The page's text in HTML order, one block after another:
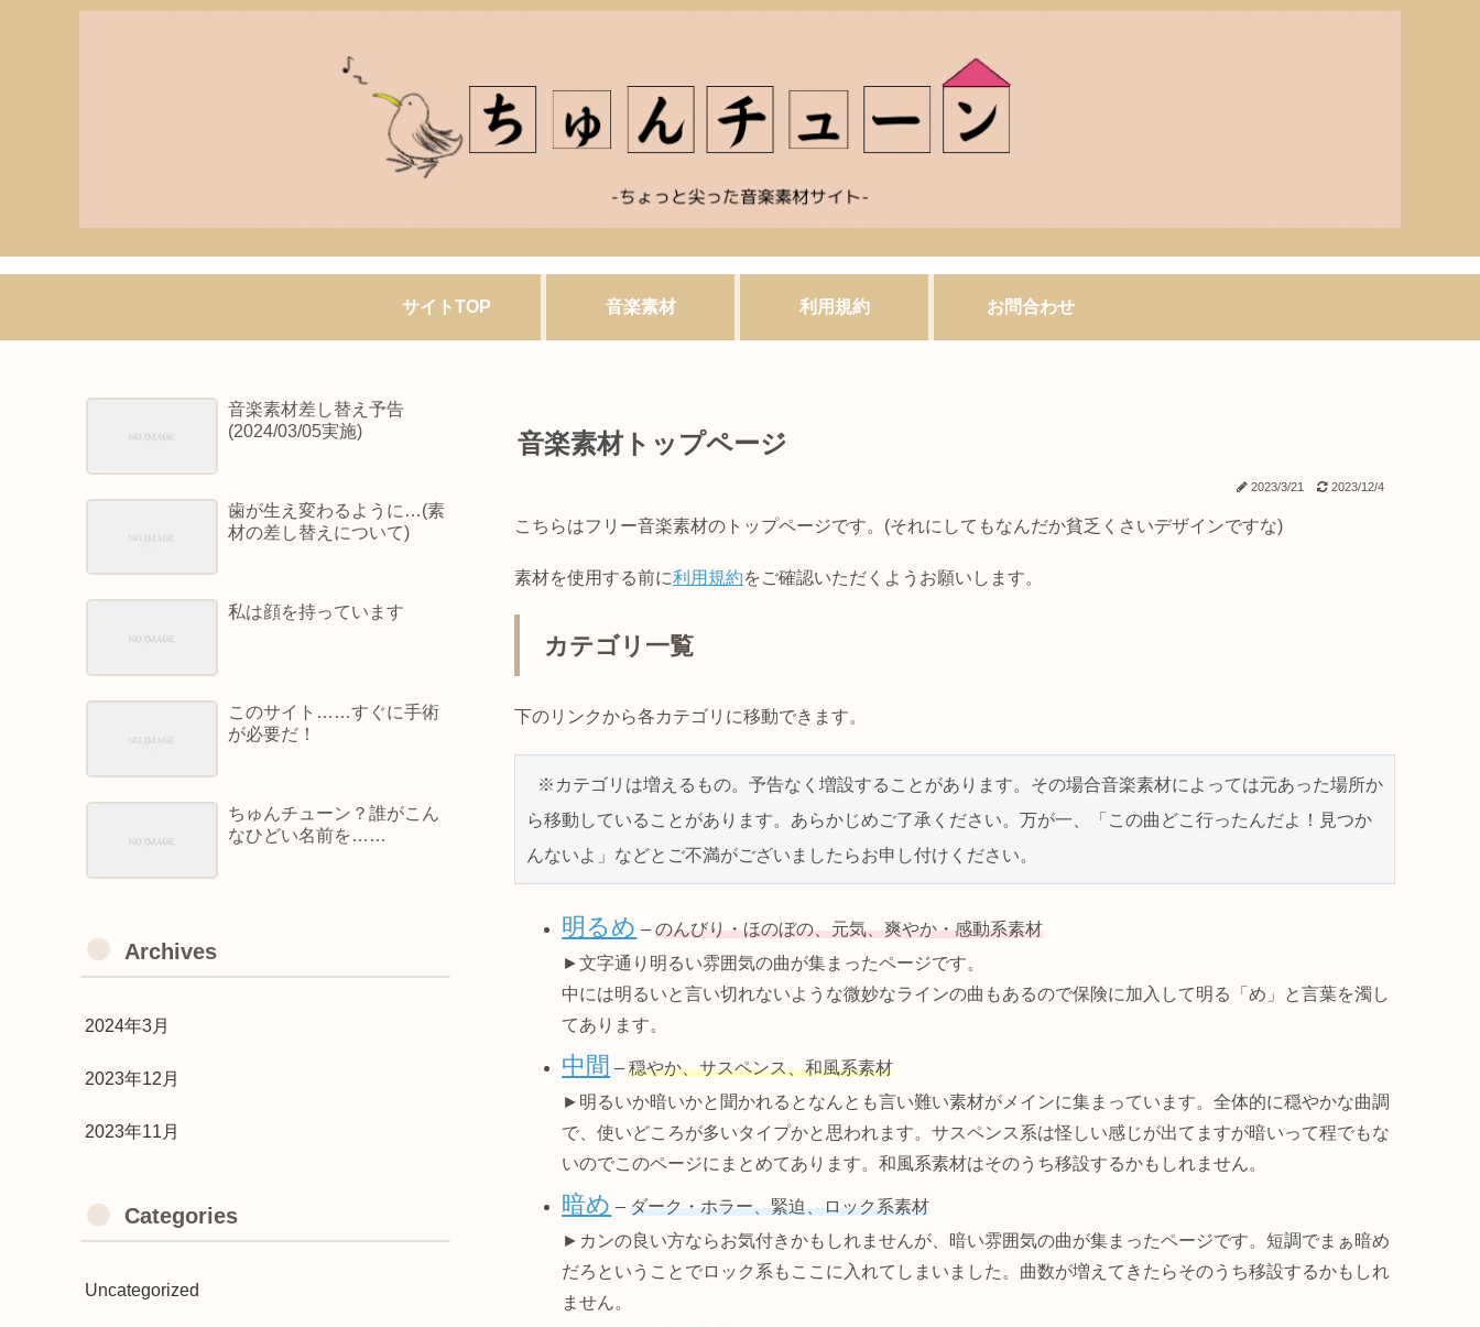
サイトTOP 音楽素材 利用規約 お問合わせ
音楽素材トップページ
2023/3/21 2023/12/4
こちらはフリー音楽素材のトップページです。 (それにしてもなんだか貧乏くさいデザインですな)
素材を使用する前に利用規約をご確認いただくようお願いします。
カテゴリ一覧
下のリンクから各カテゴリに移動できます。
ら移動していることがあります。あらかじめご了承ください。万が一、「この曲どこ行ったんだよ！見つか
んないよ」などとご不満がございましたらお申し付けください。
明るめ –のんびり・ほのぼの、元気、爽やか・感動系素材
►文字通り明るい雰囲気の曲が集まったページです。
中には明るいと言い切れないような微妙なラインの曲もあるので保険に加入して明る「め」と言葉を濁し
てあります。
中間 –穏やか、サスペンス、和風系素材
►明るいか暗いかと聞かれるとなんとも言い難い素材がメインに集まっています。全体的に穏やかな曲調
で、使いどころが多いタイプかと思われます。サスペンス系は怪しい感じが出てますが暗いって程でもな
いのでこのページにまとめてあります。和風系素材はそのうち移設するかもしれません。
暗め –ダーク・ホラー、緊迫、ロック系素材
►カンの良い方ならお気付きかもしれませんが、暗い雰囲気の曲が集まったページです。短調でまぁ暗め
だろということでロック系もここに入れてしまいました。曲数が増えてきたらそのうち移設するかもしれ
ません。
音楽素材差し替え予告
(2024/03/05実施)
歯が生え変わるように…(素
材の差し替えについて)
私は顔を持っています
このサイト……すぐに手術
が必要だ！
ちゅんチューン？誰がこん
なひどい名前を……
Archives
2024年3月
2023年12月
2023年11月
Categories
Uncategorized